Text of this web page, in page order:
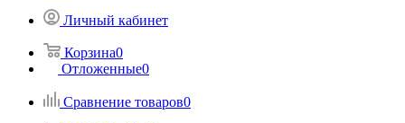
Личный кабинет
Корзина0
Отложенные0
Сравнение товаров0